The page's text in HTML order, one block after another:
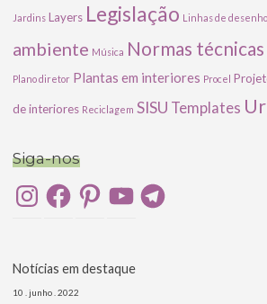
Jardins Layers Legislação Linhas de desenho
ambiente Música Normas técnicas
Plano diretor Plantas em interiores Procel
de interiores Reciclagem SISU Templates
Siga-nos
InstagramFacebookPinterestYouTubeTelegram
Notícias em destaque
10 . junho . 2022